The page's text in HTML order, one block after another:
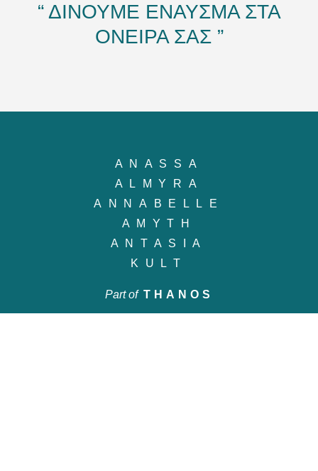
“ ΔΙΝΟΥΜΕ ΕΝΑΥΣΜΑ ΣΤΑ
ΟΝΕΙΡΑ ΣΑΣ ”
ANASSA
ALMYRA
ANNABELLE
AMYTH
ANTASIA
KULT
Part of THANOS